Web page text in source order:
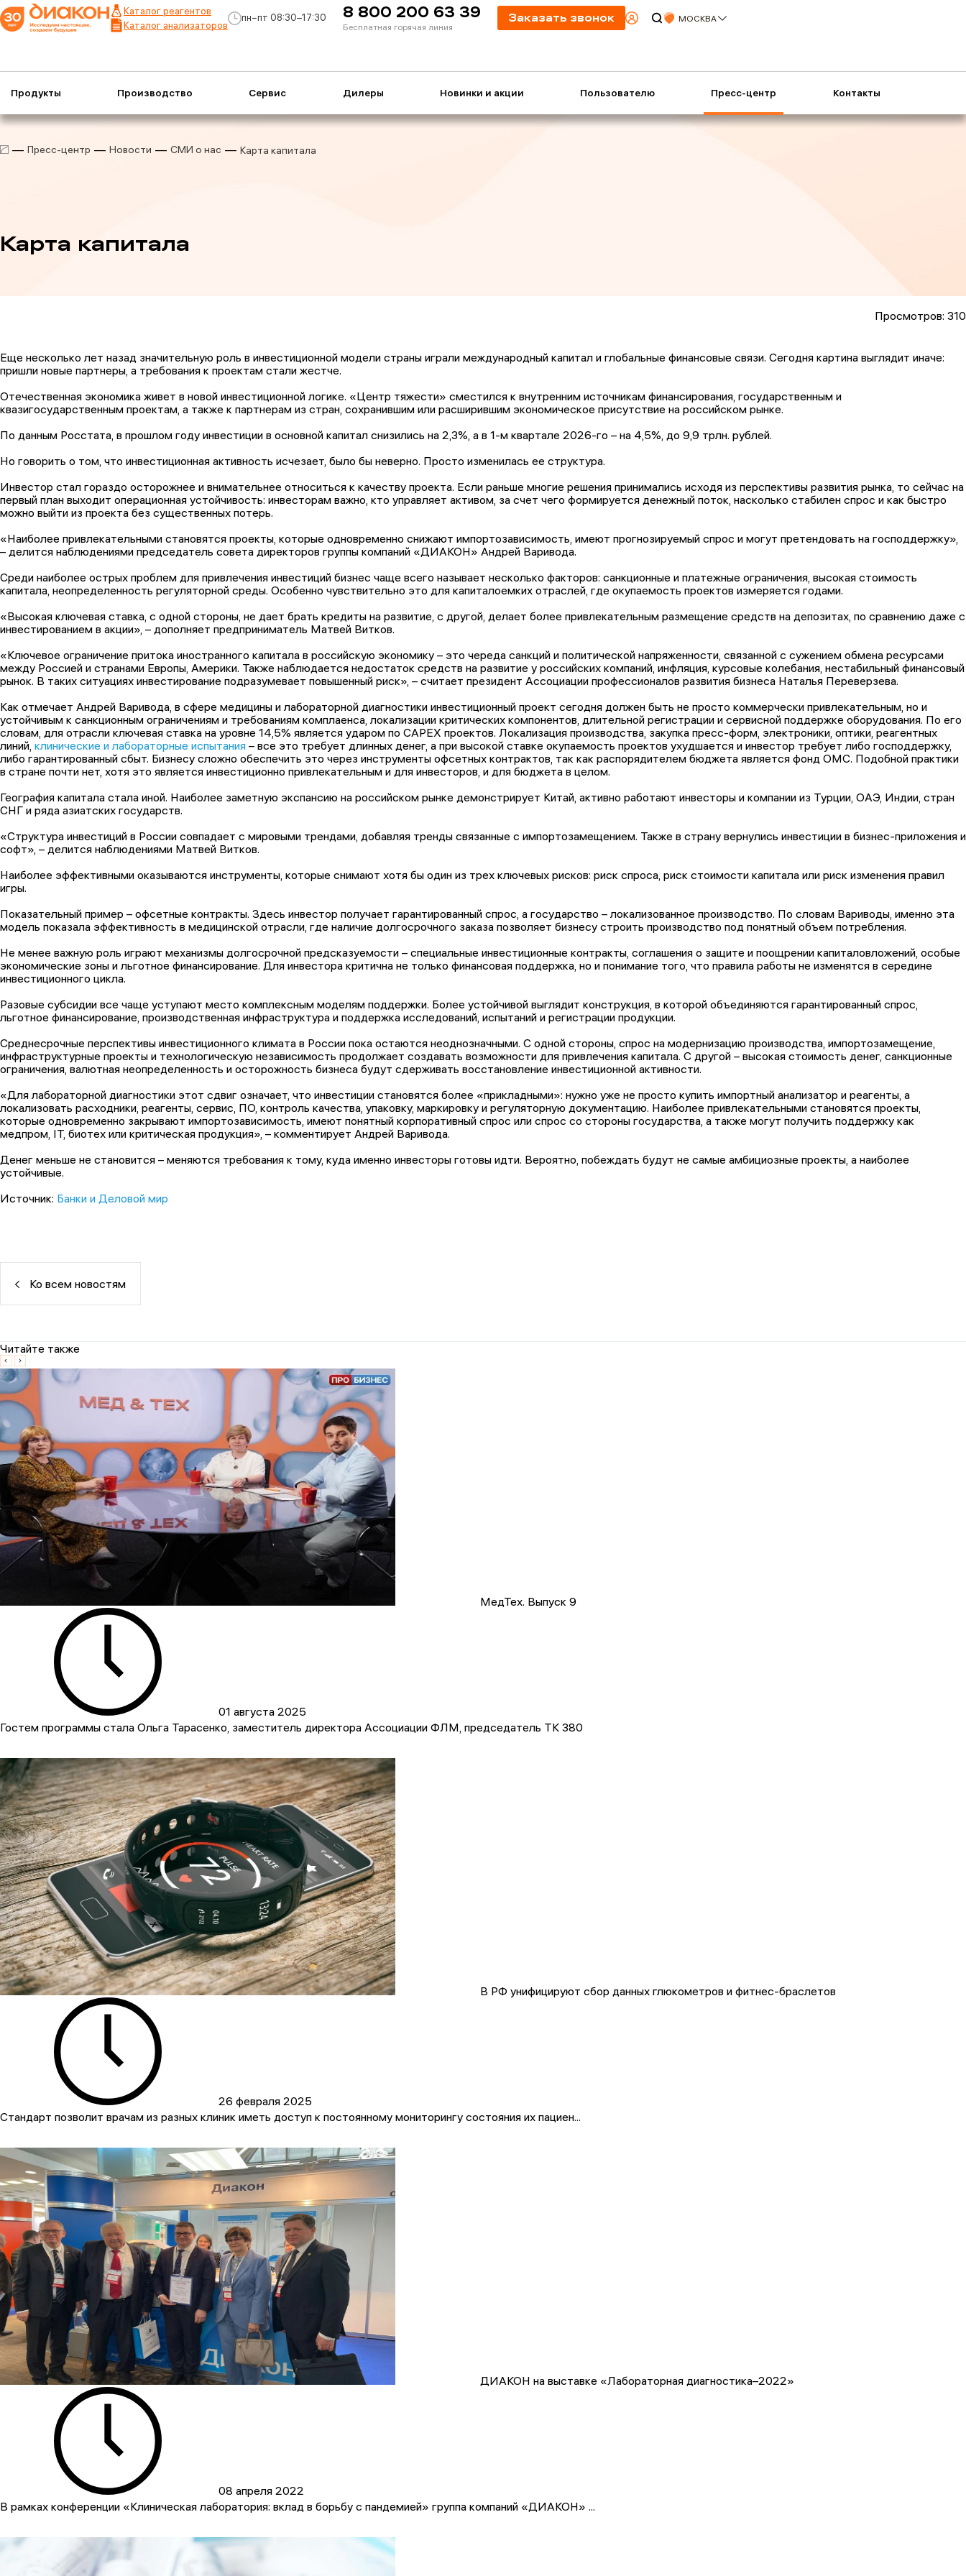
Каталог реагентов
Каталог анализаторов
пн−пт 08:30–17:30 8 800 200 63 39
Бесплатная горячая линия
Заказать звонок МОСКВА
Продукты Производство Сервис Дилеры Новинки и акции Пользователю Пресс-центр Контакты
Пресс-центр Новости СМИ о нас Карта капитала
Карта капитала
Просмотров: 310
Еще несколько лет назад значительную роль в инвестиционной модели страны играли международный капитал и глобальные финансовые связи. Сегодня картина выглядит иначе:
пришли новые партнеры, а требования к проектам стали жестче.
Отечественная экономика живет в новой инвестиционной логике. «Центр тяжести» сместился к внутренним источникам финансирования, государственным и
квазигосударственным проектам, а также к партнерам из стран, сохранившим или расширившим экономическое присутствие на российском рынке.
По данным Росстата, в прошлом году инвестиции в основной капитал снизились на 2,3%, а в 1-м квартале 2026-го – на 4,5%, до 9,9 трлн. рублей.
Но говорить о том, что инвестиционная активность исчезает, было бы неверно. Просто изменилась ее структура.
Инвестор стал гораздо осторожнее и внимательнее относиться к качеству проекта. Если раньше многие решения принимались исходя из перспективы развития рынка, то сейчас на
первый план выходит операционная устойчивость: инвесторам важно, кто управляет активом, за счет чего формируется денежный поток, насколько стабилен спрос и как быстро
можно выйти из проекта без существенных потерь.
«Наиболее привлекательными становятся проекты, которые одновременно снижают импортозависимость, имеют прогнозируемый спрос и могут претендовать на господдержку»,
– делится наблюдениями председатель совета директоров группы компаний «ДИАКОН» Андрей Варивода.
Среди наиболее острых проблем для привлечения инвестиций бизнес чаще всего называет несколько факторов: санкционные и платежные ограничения, высокая стоимость
капитала, неопределенность регуляторной среды. Особенно чувствительно это для капиталоемких отраслей, где окупаемость проектов измеряется годами.
«Высокая ключевая ставка, с одной стороны, не дает брать кредиты на развитие, с другой, делает более привлекательным размещение средств на депозитах, по сравнению даже с
инвестированием в акции», – дополняет предприниматель Матвей Витков.
«Ключевое ограничение притока иностранного капитала в российскую экономику – это череда санкций и политической напряженности, связанной с сужением обмена ресурсами
между Россией и странами Европы, Америки. Также наблюдается недостаток средств на развитие у российских компаний, инфляция, курсовые колебания, нестабильный финансовый
рынок. В таких ситуациях инвестирование подразумевает повышенный риск», – считает президент Ассоциации профессионалов развития бизнеса Наталья Переверзева.
Как отмечает Андрей Варивода, в сфере медицины и лабораторной диагностики инвестиционный проект сегодня должен быть не просто коммерчески привлекательным, но и
устойчивым к санкционным ограничениям и требованиям комплаенса, локализации критических компонентов, длительной регистрации и сервисной поддержке оборудования. По его
словам, для отрасли ключевая ставка на уровне 14,5% является ударом по CAPEX проектов. Локализация производства, закупка пресс-форм, электроники, оптики, реагентных
линий, клинические и лабораторные испытания – все это требует длинных денег, а при высокой ставке окупаемость проектов ухудшается и инвестор требует либо господдержку,
либо гарантированный сбыт. Бизнесу сложно обеспечить это через инструменты офсетных контрактов, так как распорядителем бюджета является фонд ОМС. Подобной практики
в стране почти нет, хотя это является инвестиционно привлекательным и для инвесторов, и для бюджета в целом.
География капитала стала иной. Наиболее заметную экспансию на российском рынке демонстрирует Китай, активно работают инвесторы и компании из Турции, ОАЭ, Индии, стран
СНГ и ряда азиатских государств.
«Структура инвестиций в России совпадает с мировыми трендами, добавляя тренды связанные с импортозамещением. Также в страну вернулись инвестиции в бизнес-приложения и
софт», – делится наблюдениями Матвей Витков.
Наиболее эффективными оказываются инструменты, которые снимают хотя бы один из трех ключевых рисков: риск спроса, риск стоимости капитала или риск изменения правил
игры.
Показательный пример – офсетные контракты. Здесь инвестор получает гарантированный спрос, а государство – локализованное производство. По словам Вариводы, именно эта
модель показала эффективность в медицинской отрасли, где наличие долгосрочного заказа позволяет бизнесу строить производство под понятный объем потребления.
Не менее важную роль играют механизмы долгосрочной предсказуемости – специальные инвестиционные контракты, соглашения о защите и поощрении капиталовложений, особые
экономические зоны и льготное финансирование. Для инвестора критична не только финансовая поддержка, но и понимание того, что правила работы не изменятся в середине
инвестиционного цикла.
Разовые субсидии все чаще уступают место комплексным моделям поддержки. Более устойчивой выглядит конструкция, в которой объединяются гарантированный спрос,
льготное финансирование, производственная инфраструктура и поддержка исследований, испытаний и регистрации продукции.
Среднесрочные перспективы инвестиционного климата в России пока остаются неоднозначными. С одной стороны, спрос на модернизацию производства, импортозамещение,
инфраструктурные проекты и технологическую независимость продолжает создавать возможности для привлечения капитала. С другой – высокая стоимость денег, санкционные
ограничения, валютная неопределенность и осторожность бизнеса будут сдерживать восстановление инвестиционной активности.
«Для лабораторной диагностики этот сдвиг означает, что инвестиции становятся более «прикладными»: нужно уже не просто купить импортный анализатор и реагенты, а
локализовать расходники, реагенты, сервис, ПО, контроль качества, упаковку, маркировку и регуляторную документацию. Наиболее привлекательными становятся проекты,
которые одновременно закрывают импортозависимость, имеют понятный корпоративный спрос или спрос со стороны государства, а также могут получить поддержку как
медпром, IT, биотех или критическая продукция», – комментирует Андрей Варивода.
Денег меньше не становится – меняются требования к тому, куда именно инвесторы готовы идти. Вероятно, побеждать будут не самые амбициозные проекты, а наиболее
устойчивые.
Источник: Банки и Деловой мир
Ко всем новостям
Читайте также
МедТех. Выпуск 9
01 августа 2025
Гостем программы стала Ольга Тарасенко, заместитель директора Ассоциации ФЛМ, председатель ТК 380
В РФ унифицируют сбор данных глюкометров и фитнес-браслетов
26 февраля 2025
Стандарт позволит врачам из разных клиник иметь доступ к постоянному мониторингу состояния их пациен...
ДИАКОН на выставке «Лабораторная диагностика–2022»
08 апреля 2022
В рамках конференции «Клиническая лаборатория: вклад в борьбу с пандемией» группа компаний «ДИАКОН» ...